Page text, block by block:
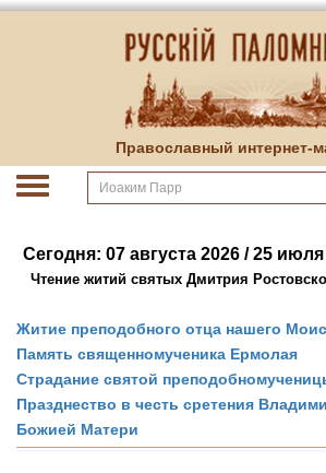
Православный интернет-
Сегодня: 07 августа 2026 / 25 июля
Чтение житий святых Дмитрия
Житие преподобного отца нашего
Память священномученика Ермолая
Страдание святой
Празднество в честь сретения
Божией Матери